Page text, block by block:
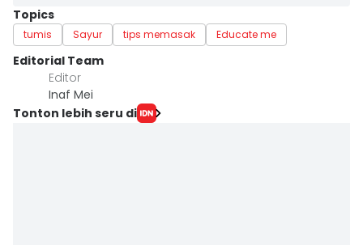
Topics
tumis Sayur tips memasak Educate me
Editorial Team
Editor
Inaf Mei
Tonton lebih seru di